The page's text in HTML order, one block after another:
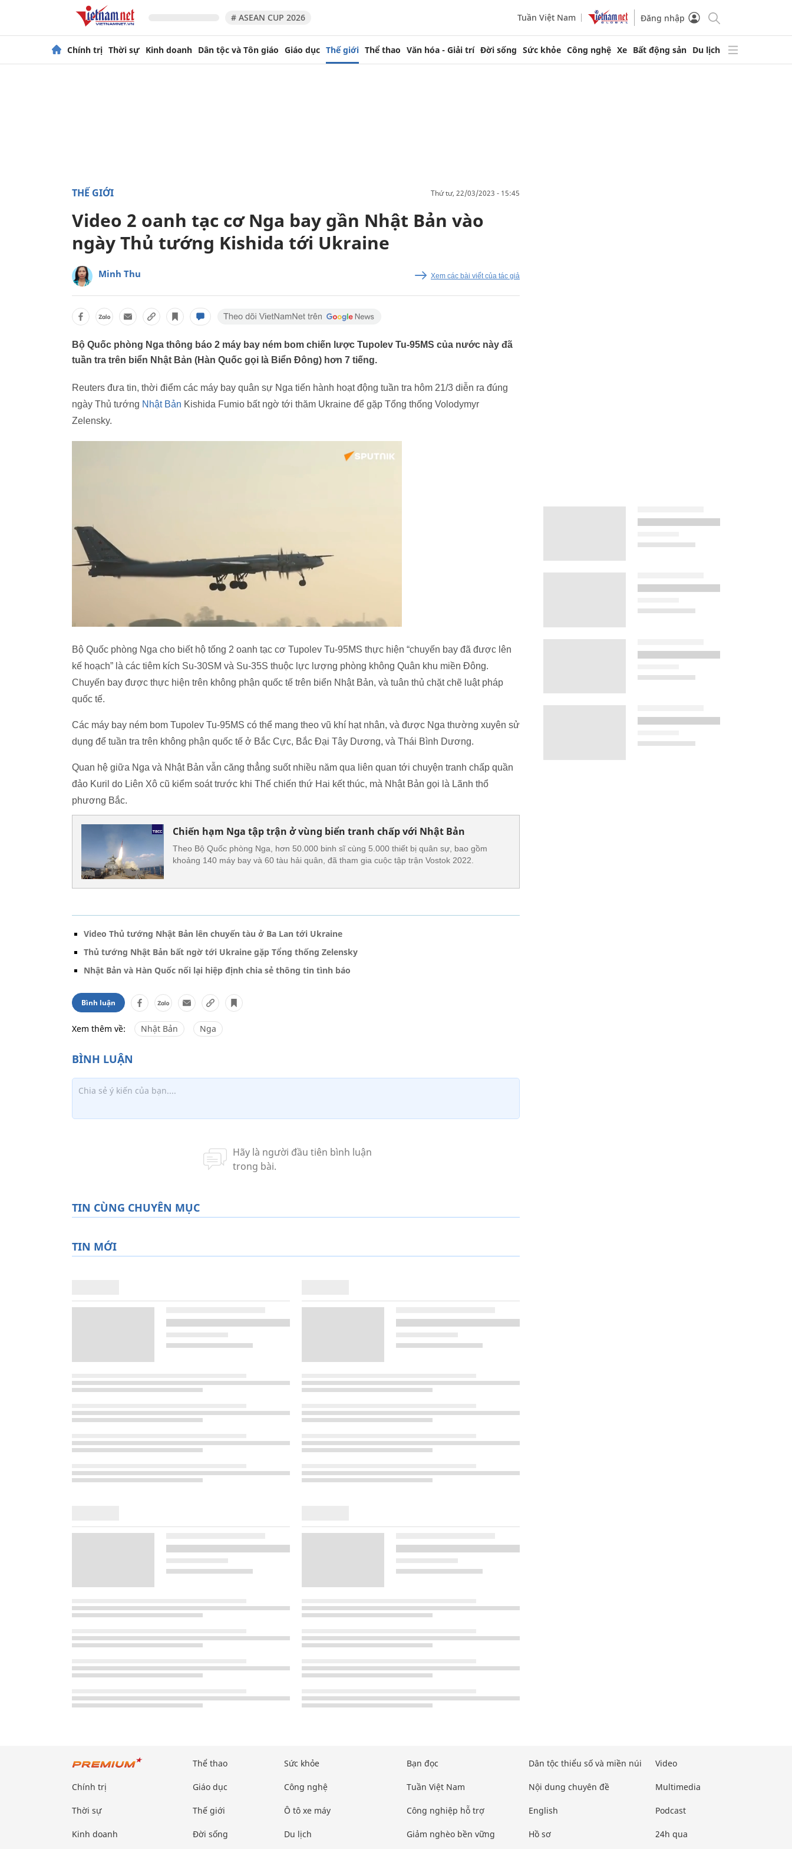
# ASEAN CUP 2026 Tuần Việt Nam Đăng nhập
Chính trị Thời sự Kinh doanh Dân tộc và Tôn giáo Giáo dục Thế giới Thể thao Văn hóa - Giải trí Đời sống Sức khỏe Công nghệ Xe Bất động sản Du lịch
THẾ GIỚI thứ tư, 22/03/2023 - 15:45
Video 2 oanh tạc cơ Nga bay gần Nhật Bản vào
ngày Thủ tướng Kishida tới Ukraine
Minh Thu Xem các bài viết của tác giả
Bộ Quốc phòng Nga thông báo 2 máy bay ném bom chiến lược Tupolev Tu-95MS của nước này đã
tuần tra trên biển Nhật Bản (Hàn Quốc gọi là Biển Đông) hơn 7 tiếng.
Reuters đưa tin, thời điểm các máy bay quân sự Nga tiến hành hoạt động tuần tra hôm 21/3 diễn ra đúng
ngày Thủ tướng Nhật Bản Kishida Fumio bất ngờ tới thăm Ukraine để gặp Tổng thống Volodymyr
Zelensky.
Bộ Quốc phòng Nga cho biết hộ tống 2 oanh tạc cơ Tupolev Tu-95MS thực hiện “chuyến bay đã được lên
kế hoạch” là các tiêm kích Su-30SM và Su-35S thuộc lực lượng phòng không Quân khu miền Đông.
Chuyến bay được thực hiện trên không phận quốc tế trên biển Nhật Bản, và tuân thủ chặt chẽ luật pháp
quốc tế.
Các máy bay ném bom Tupolev Tu-95MS có thể mang theo vũ khí hạt nhân, và được Nga thường xuyên sử
dụng để tuần tra trên không phận quốc tế ở Bắc Cực, Bắc Đại Tây Dương, và Thái Bình Dương.
Quan hệ giữa Nga và Nhật Bản vẫn căng thẳng suốt nhiều năm qua liên quan tới chuyện tranh chấp quần
đảo Kuril do Liên Xô cũ kiểm soát trước khi Thế chiến thứ Hai kết thúc, mà Nhật Bản gọi là Lãnh thổ
phương Bắc.
Chiến hạm Nga tập trận ở vùng biển tranh chấp với Nhật Bản
Theo Bộ Quốc phòng Nga, hơn 50.000 binh sĩ cùng 5.000 thiết bị quân sự, bao gồm
khoảng 140 máy bay và 60 tàu hải quân, đã tham gia cuộc tập trận Vostok 2022.
Video Thủ tướng Nhật Bản lên chuyến tàu ở Ba Lan tới Ukraine
Thủ tướng Nhật Bản bất ngờ tới Ukraine gặp Tổng thống Zelensky
Nhật Bản và Hàn Quốc nối lại hiệp định chia sẻ thông tin tình báo
Bình luận
Xem thêm về: Nhật Bản Nga
TIN CÙNG CHUYÊN MỤC
TIN MỚI
Chính trị
Thời sự
Kinh doanh
Thể thao
Giáo dục
Thế giới
Đời sống
Sức khỏe
Công nghệ
Ô tô xe máy
Du lịch
Bạn đọc
Tuần Việt Nam
Công nghiệp hỗ trợ
Giảm nghèo bền vững
Dân tộc thiểu số và miền núi
Nội dung chuyên đề
English
Hồ sơ
Video
Multimedia
Podcast
24h qua